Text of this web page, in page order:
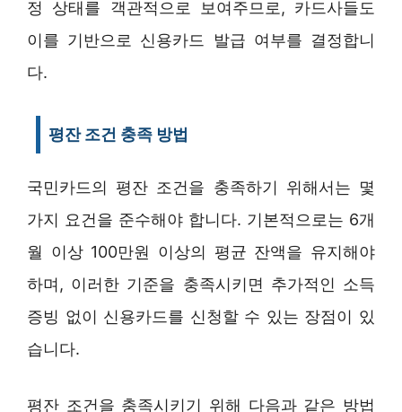
정 상태를 객관적으로 보여주므로, 카드사들도
이를 기반으로 신용카드 발급 여부를 결정합니
다.
평잔 조건 충족 방법
국민카드의 평잔 조건을 충족하기 위해서는 몇
가지 요건을 준수해야 합니다. 기본적으로는 6개
월 이상 100만원 이상의 평균 잔액을 유지해야
하며, 이러한 기준을 충족시키면 추가적인 소득
증빙 없이 신용카드를 신청할 수 있는 장점이 있
습니다.
평잔 조건을 충족시키기 위해 다음과 같은 방법